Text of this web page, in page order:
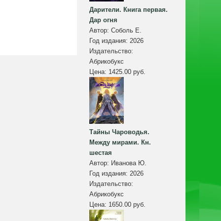
Дарители. Книга первая.
Дар огня
Автор: Соболь Е.
Год издания: 2026
Издательство:
Абрикобукс
Цена: 1425.00 руб.
Тайны Чароводья.
Между мирами. Кн.
шестая
Автор: Иванова Ю.
Год издания: 2026
Издательство:
Абрикобукс
Цена: 1650.00 руб.